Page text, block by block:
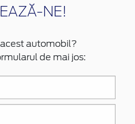
NE!
automobil?
de mai jos: